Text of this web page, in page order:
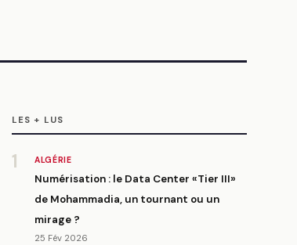
LES + LUS
1 ALGÉRIE
Numérisation : le Data Center «Tier III»
de Mohammadia, un tournant ou un
mirage ?
25 Fév 2026